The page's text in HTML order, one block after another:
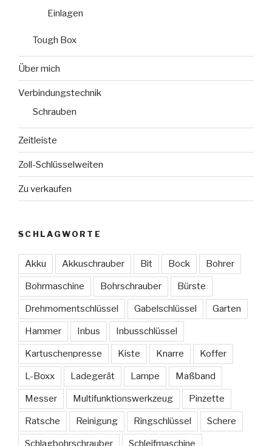
Einlagen
Tough Box
Über mich
Verbindungstechnik
Schrauben
Zeitleiste
Zoll-Schlüsselweiten
Zu verkaufen
SCHLAGWORTE
Akku Akkuschrauber Bit Bock Bohrer
Bohrmaschine Bohrschrauber Bürste
Drehmomentschlüssel Gabelschlüssel Garten
Hammer Inbus Inbusschlüssel
Kartuschenpresse Kiste Knarre Koffer
L-Boxx Ladegerät Lampe Maßband
Messer Multifunktionswerkzeug Pinzette
Ratsche Reinigung Ringschlüssel Schere
Schlagbohrschrauber Schleifmaschine